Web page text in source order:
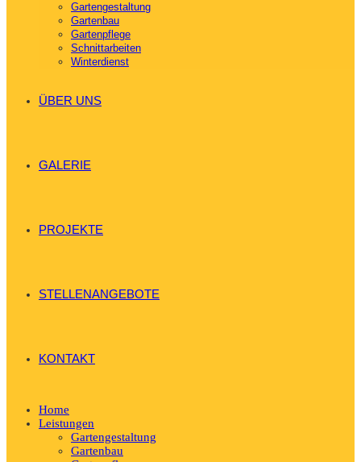
Gartengestaltung
Gartenbau
Gartenpflege
Schnittarbeiten
Winterdienst
ÜBER UNS
GALERIE
PROJEKTE
STELLENANGEBOTE
KONTAKT
Home
Leistungen
Gartengestaltung
Gartenbau